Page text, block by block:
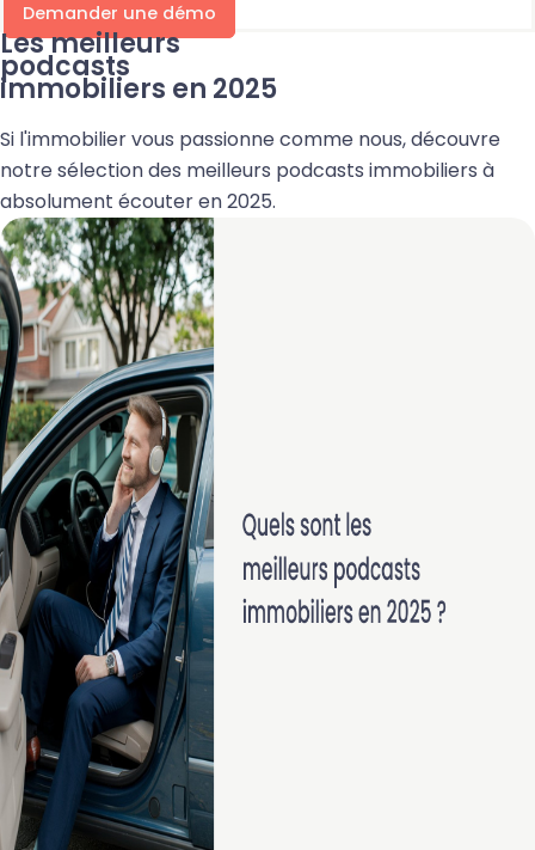
Demander une démo
Les meilleurs
podcasts
immobiliers en 2025
Si l'immobilier vous passionne comme nous, découvre
notre sélection des meilleurs podcasts immobiliers à
absolument écouter en 2025.